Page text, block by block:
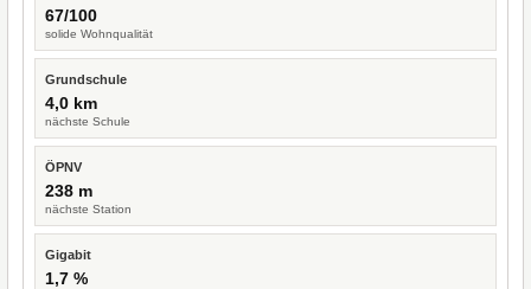
67/100
solide Wohnqualität
Grundschule
4,0 km
nächste Schule
ÖPNV
238 m
nächste Station
Gigabit
1,7 %